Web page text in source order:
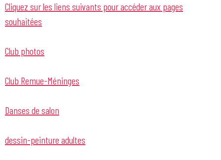
Cliquez sur les liens suivants pour accéder aux pages
souhaitées
Club photos
Club Remue-Méninges
Danses de salon
dessin-peinture adultes